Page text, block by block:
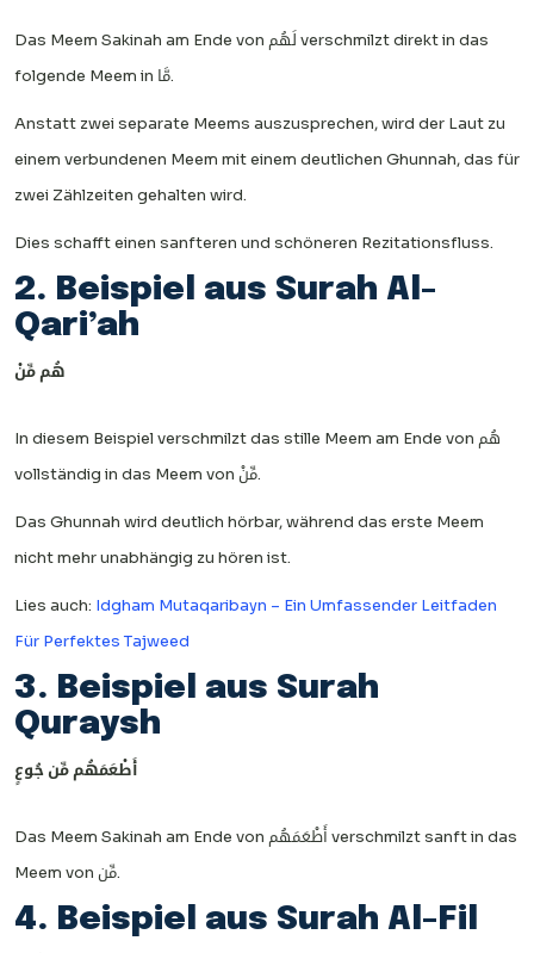
Das Meem Sakinah am Ende von لَهُم verschmilzt direkt in das
folgende Meem in مَّا.
Anstatt zwei separate Meems auszusprechen, wird der Laut zu
einem verbundenen Meem mit einem deutlichen Ghunnah, das für
zwei Zählzeiten gehalten wird.
Dies schafft einen sanfteren und schöneren Rezitationsfluss.
2. Beispiel aus Surah Al-
Qari’ah
هُم مِّنْ
In diesem Beispiel verschmilzt das stille Meem am Ende von هُم
vollständig in das Meem von مِّنْ.
Das Ghunnah wird deutlich hörbar, während das erste Meem
nicht mehr unabhängig zu hören ist.
Lies auch: Idgham Mutaqaribayn – Ein Umfassender Leitfaden
Für Perfektes Tajweed
3. Beispiel aus Surah
Quraysh
أَطْعَمَهُم مِّن جُوعٍ
Das Meem Sakinah am Ende von أَطْعَمَهُم verschmilzt sanft in das
Meem von مِّن.
4. Beispiel aus Surah Al-Fil